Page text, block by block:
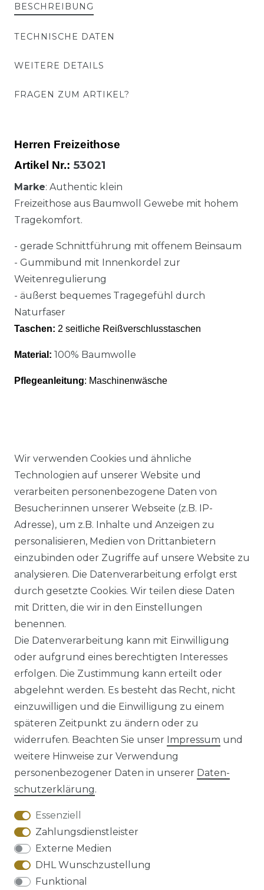
BESCHREIBUNG
TECHNISCHE DATEN
WEITERE DETAILS
FRAGEN ZUM ARTIKEL?
Herren Freizeithose
Artikel Nr.: 53021
Marke: Authentic klein
Freizeithose aus Baumwoll Gewebe mit hohem
Tragekomfort.
- gerade Schnittführung mit offenem Beinsaum
- Gummibund mit Innenkordel zur
Weitenregulierung
- äußerst bequemes Tragegefühl durch
Naturfaser
Taschen: 2 seitliche Reißverschlusstaschen
Material: 100% Baumwolle
Pflegeanleitung: Maschinenwäsche
Ähnlicher Artikel
Authentic klein - Elastische
Damen Sport und Freizeit
Hose aus Baumwollmix
(03024)
ab 54,95 € *
Impressum Daten­schutz­erklärung
AGB Barrierefreiheitserklärung
Widerrufs­recht
Wir verwenden Cookies und ähnliche
Technologien auf unserer Website und
verarbeiten personenbezogene Daten von
Besucher:innen unserer Webseite (z.B. IP-
Adresse), um z.B. Inhalte und Anzeigen zu
personalisieren, Medien von Drittanbietern
einzubinden oder Zugriffe auf unsere Website zu
analysieren. Die Datenverarbeitung erfolgt erst
durch gesetzte Cookies. Wir teilen diese Daten
mit Dritten, die wir in den Einstellungen
benennen.
Die Datenverarbeitung kann mit Einwilligung
oder aufgrund eines berechtigten Interesses
erfolgen. Die Zustimmung kann erteilt oder
abgelehnt werden. Es besteht das Recht, nicht
einzuwilligen und die Einwilligung zu einem
späteren Zeitpunkt zu ändern oder zu
widerrufen. Beachten Sie unser Impressum und
weitere Hinweise zur Verwendung
personenbezogener Daten in unserer Daten­
schutz­erklärung.
Essenziell
Zahlungsdienstleister
Externe Medien
DHL Wunschzustellung
Funktional